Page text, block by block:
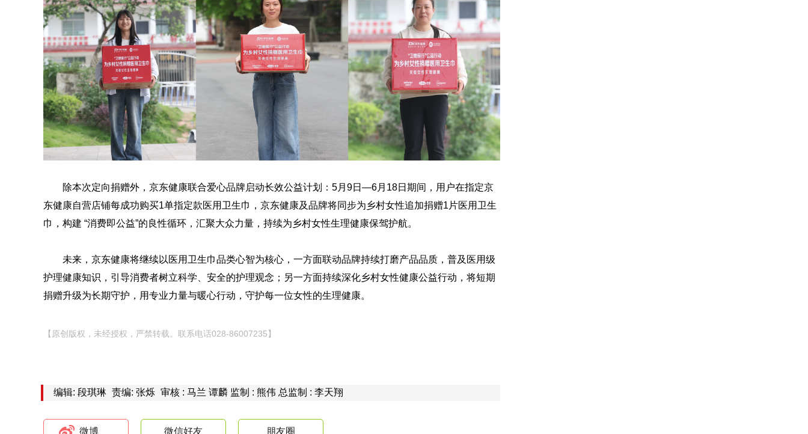
除本次定向捐赠外，京东健康联合爱心品牌启动长效公益计划：5月9日—6月18日期间，用户在指定京
东健康自营店铺每成功购买1单指定款医用卫生巾，京东健康及品牌将同步为乡村女性追加捐赠1片医用卫生
巾，构建 “消费即公益”的良性循环，汇聚大众力量，持续为乡村女性生理健康保驾护航。
未来，京东健康将继续以医用卫生巾品类心智为核心，一方面联动品牌持续打磨产品品质，普及医用级
护理健康知识，引导消费者树立科学、安全的护理观念；另一方面持续深化乡村女性健康公益行动，将短期
捐赠升级为长期守护，用专业力量与暖心行动，守护每一位女性的生理健康。
【原创版权，未经授权，严禁转载。联系电话028-86007235】
编辑: 段琪琳 责编: 张烁 审核 : 马兰 谭麟 监制 : 熊伟 总监制 : 李天翔
微博 微信好友 朋友圈